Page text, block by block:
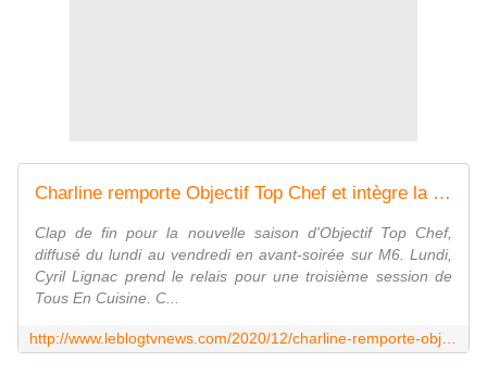
Charline remporte Objectif Top Chef et intègre la future brigade d'Etchebest. - Leblogtvnews
Clap de fin pour la nouvelle saison d'Objectif Top Chef,
diffusé du lundi au vendredi en avant-soirée sur M6. Lundi,
Cyril Lignac prend le relais pour une troisième session de
Tous En Cuisine. C...